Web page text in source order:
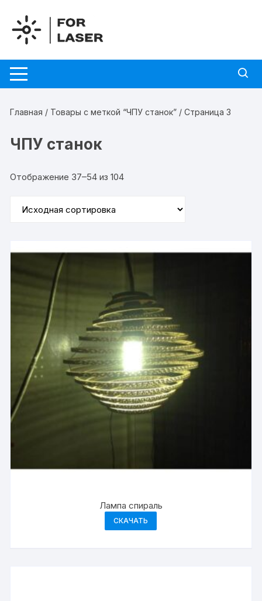
содержимому
Главная / Товары с меткой “ЧПУ станок” / Страница 3
ЧПУ станок
Отображение 37–54 из 104
Лампа спираль
СКАЧАТЬ